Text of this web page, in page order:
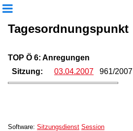
Tagesordnungspunkt
TOP Ö 6: Anregungen
Sitzung:
03.04.2007 961/2007
Software: Sitzungsdienst Session